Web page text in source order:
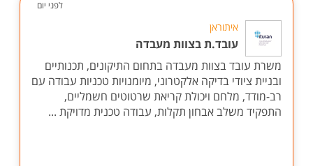
לפני יום
איתוראן
עובד.ת בצוות מעבדה
משרת עובד בצוות מעבדה בתחום התיקונים, תכנותיים
ובניית ציודי בדיקה אלקטרוני, מיומנויות טכניות עבודה עם
רב-מודד, מלחם ויכולת קריאת שרטוטים חשמליים,
התפקיד משלב אבחון תקלות, עבודה טכנית מדויקת ...